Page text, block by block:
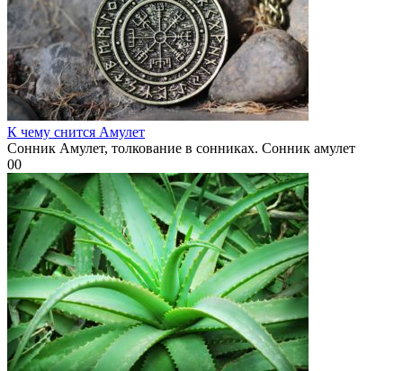
К чему снится Амулет
Сонник Амулет, толкование в сонниках. Сонник амулет
00